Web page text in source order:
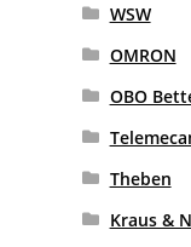
WSW
OMRON
OBO
Theben
Kraus &